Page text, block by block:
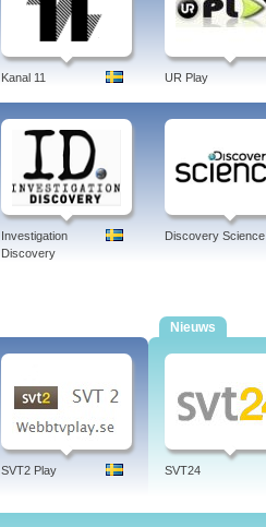
Kanal 11 UR Play
Investigation
Discovery
Discovery Science
SVT2 Play
Nieuws
SVT24